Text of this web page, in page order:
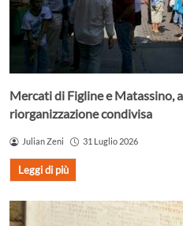
Mercati di Figline e Matassino,
riorganizzazione condivisa
Julian Zeni 31 Luglio 2026
Leggi di più